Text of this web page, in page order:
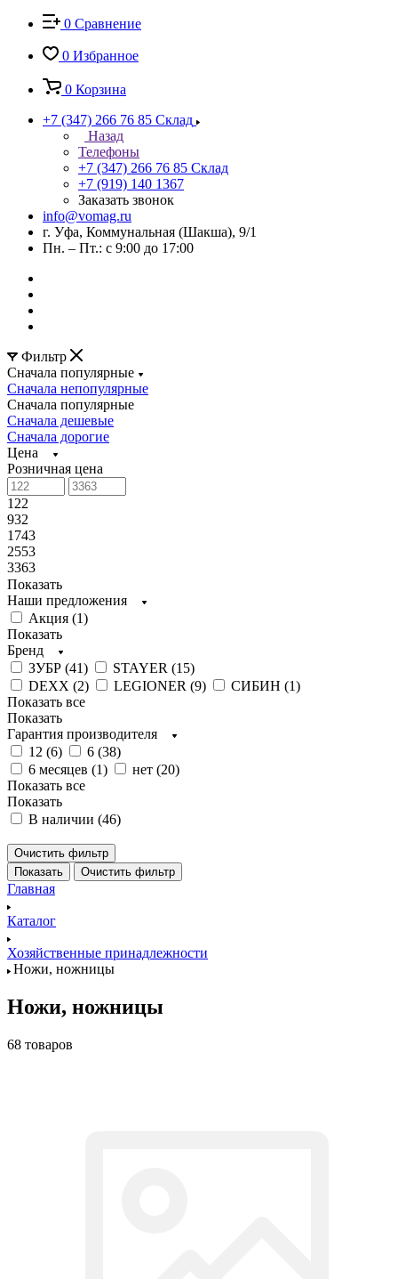
0 Сравнение
0 Избранное
0 Корзина
+7 (347) 266 76 85 Склад
Назад
Телефоны
+7 (347) 266 76 85 Склад
+7 (919) 140 1367
Заказать звонок
info@vomag.ru
г. Уфа, Коммунальная (Шакша), 9/1
Пн. – Пт.: с 9:00 до 17:00
Фильтр
Сначала популярные
Сначала непопулярные
Сначала популярные
Сначала дешевые
Сначала дорогие
Цена
Розничная цена
122
932
1743
2553
3363
Показать
Наши предложения
Акция (1)
Показать
Бренд
ЗУБР (41) STAYER (15)
DEXX (2) LEGIONER (9) СИБИН (1)
Показать все
Показать
Гарантия производителя
12 (6) 6 (38)
6 месяцев (1) нет (20)
Показать все
Показать
В наличии (46)
Очистить фильтр
Показать
Очистить фильтр
Главная
Каталог
Хозяйственные принадлежности
Ножи, ножницы
Ножи, ножницы
68 товаров